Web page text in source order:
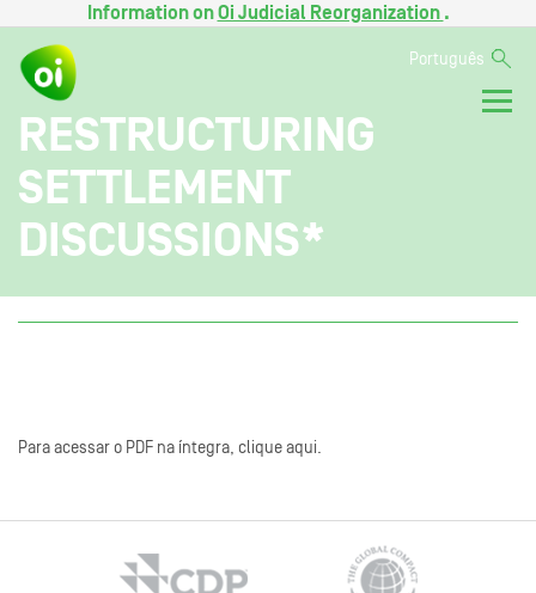
Information onOi Judicial Reorganization .
Português
RESTRUCTURING
SETTLEMENT
DISCUSSIONS*
Para acessar o PDF na íntegra, clique aqui.